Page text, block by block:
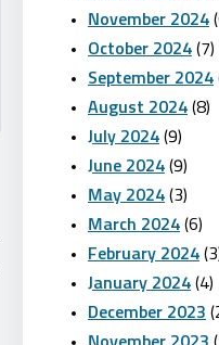
November 2024
October 2024 (7)
September 2024
August 2024 (8)
July 2024 (9)
June 2024 (9)
May 2024 (3)
March 2024 (6)
February 2024
January 2024 (4)
December 2023
November 2023